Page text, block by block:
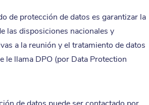
de protección de datos es garantizar la
las disposiciones nacionales y
a la reunión y el tratamiento de datos
le llama DPO (por Data Protection